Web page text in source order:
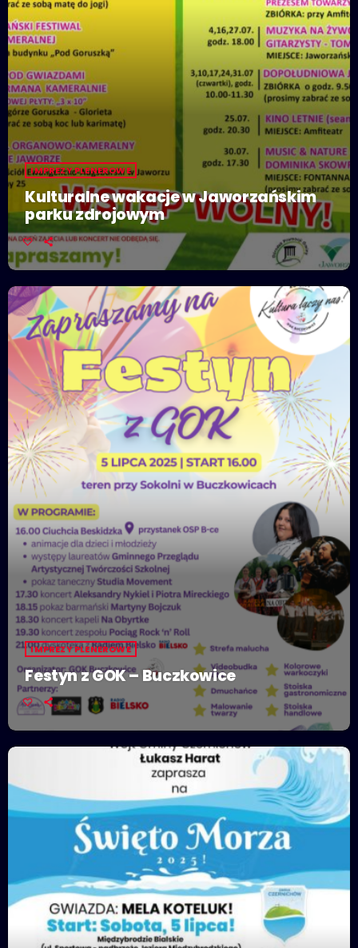
IMPREZY PLENEROWE
Kulturalne wakacje w Jaworzańskim
parku zdrojowym
IMPREZY PLENEROWE
Festyn z GOK – Buczkowice